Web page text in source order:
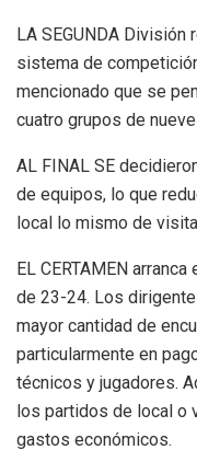
LA SEGUNDA
sistema de
mencionado que se
cuatro grupos de
AL FINAL SE
de equipos, lo que
local lo mismo de
EL CERTAMEN
de 23-24. Los
mayor cantidad de
particularmente en
técnicos y jugadores.
los partidos de local o
gastos económicos.